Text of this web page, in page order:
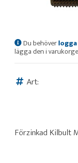
Du behöver
lägga den i
Art:
Förzinkad Kilbult